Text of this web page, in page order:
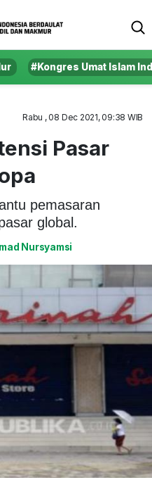
#Kongres Umat Islam
Rabu , 08 Dec 2021, 09:38 WIB
Pasar
pemasaran
global.
Nursyamsi